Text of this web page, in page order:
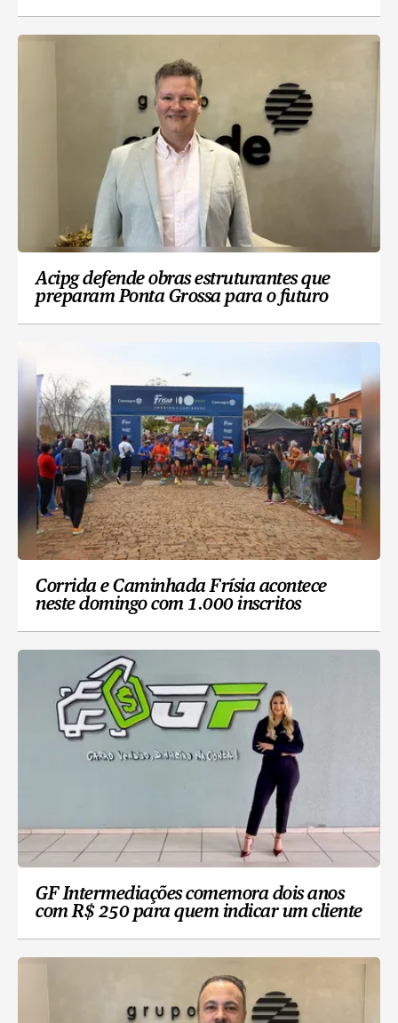
Acipg defende obras estruturantes que
preparam Ponta Grossa para o futuro
Corrida e Caminhada Frísia acontece
neste domingo com 1.000 inscritos
GF Intermediações comemora dois anos
com R$ 250 para quem indicar um cliente